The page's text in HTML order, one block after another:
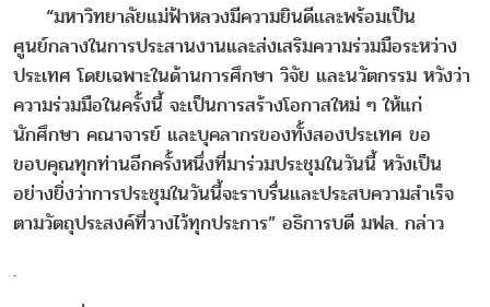
“มหาวิทยาลัยแม่ฟ้าหลวงมีความยินดีและพร้อมเป็น
ศูนย์กลางในการประสานงานและส่งเสริมความร่วมมือระหว่าง
ประเทศ โดยเฉพาะในด้านการศึกษา วิจัย และนวัตกรรม หวังว่า
ความร่วมมือในครั้งนี้ จะเป็นการสร้างโอกาสใหม่ ๆ ให้แก่
นักศึกษา คณาจารย์ และบุคลากรของทั้งสองประเทศ ขอ
ขอบคุณทุกท่านอีกครั้งหนึ่งที่มาร่วมประชุมในวันนี้ หวังเป็น
อย่างยิ่งว่าการประชุมในวันนี้จะราบรื่นและประสบความสำเร็จ
ตามวัตถุประสงค์ที่วางไว้ทุกประการ” อธิการบดี มฟล. กล่าว
.